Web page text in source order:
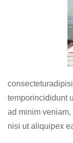
temporincididunt
ad minim
nisi ut aliquipex